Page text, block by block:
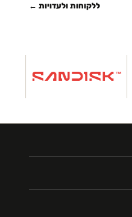
ללקוחות ולעדויות ←